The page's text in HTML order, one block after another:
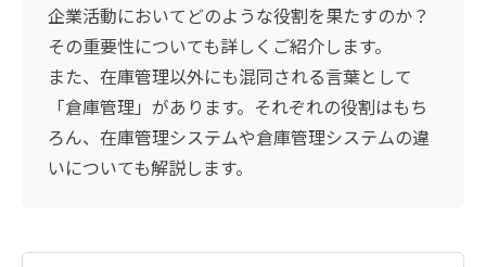
企業活動においてどのような役割を果たすのか？
その重要性についても詳しくご紹介します。
また、在庫管理以外にも混同される言葉として
「倉庫管理」があります。それぞれの役割はもち
ろん、在庫管理システムや倉庫管理システムの違
いについても解説します。